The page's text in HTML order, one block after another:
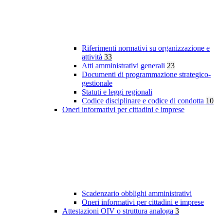
Riferimenti normativi su organizzazione e
attività 33
Atti amministrativi generali 23
Documenti di programmazione strategico-
gestionale
Statuti e leggi regionali
Codice disciplinare e codice di condotta 10
Oneri informativi per cittadini e imprese
Scadenzario obblighi amministrativi
Oneri informativi per cittadini e imprese
Attestazioni OIV o struttura analoga 3